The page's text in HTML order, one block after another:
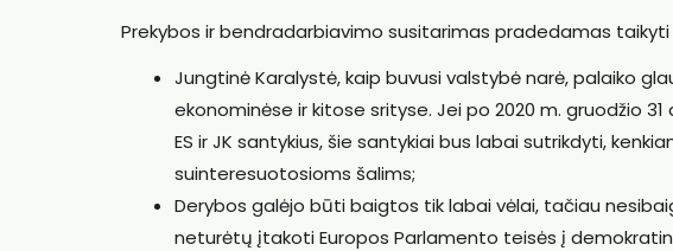
Prekybos ir bendradarbiavimo susitarimas pradedamas taikyti
Jungtinė Karalystė, kaip buvusi valstybė narė, palaiko
ekonominėse ir kitose srityse. Jei po 2020 m. gruodžio
ES ir JK santykius, šie santykiai bus labai sutrikdyti,
suinteresuotosioms šalims;
Derybos galėjo būti baigtos tik labai vėlai, tačiau
neturėtų įtakoti Europos Parlamento teisės į